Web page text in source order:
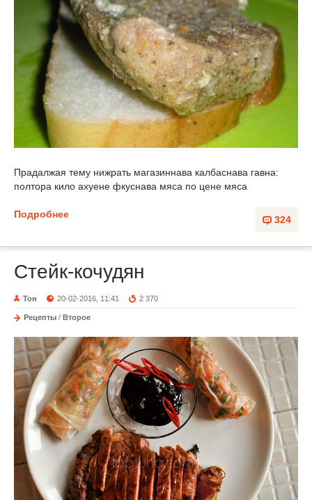
Прадалжая тему нижрать магазиннава калбаснава гавна:
полтора кило ахуене фкуснава мяса по цене мяса
324
Подробнее
Стейк-кочудян
Тон 20-02-2016, 11:41 2 370
Рецепты / Второе